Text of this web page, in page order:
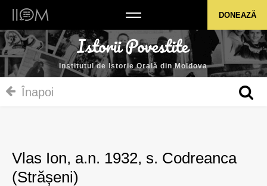
Institutul de Istorie Orală din MoldovaDONEAZĂ
Institutul de Istorie Orală din Moldova
Înapoi
Vlas Ion, a.n. 1932, s. Codreanca
(Strășeni)